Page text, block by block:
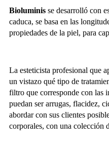
Bioluminis se desarrolló con
caduca, se basa en las
propiedades de la piel, para
La esteticista profesional que
un vistazo qué tipo de
filtro que corresponde con las
puedan ser arrugas, flacidez,
abordar con sus clientes
corporales, con una colección